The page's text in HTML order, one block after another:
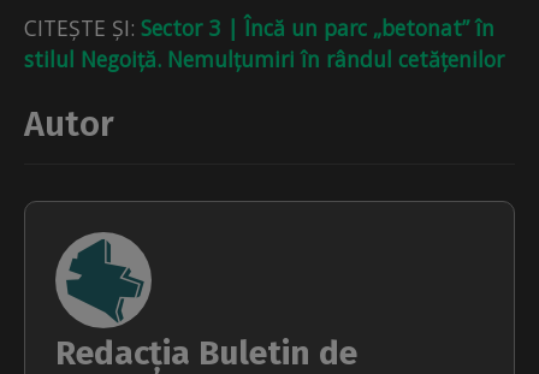
CITEȘTE ȘI: Sector 3 | Încă un parc „betonat” în
stilul Negoiță. Nemulțumiri în rândul cetățenilor
Autor
Redacția Buletin de